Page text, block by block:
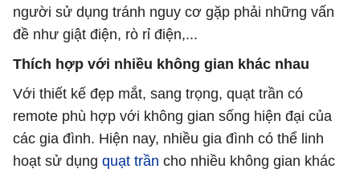
người sử dụng tránh nguy cơ gặp phải những vấn
đề như giật điện, rò rỉ điện,...
Thích hợp với nhiều không gian khác nhau
Với thiết kế đẹp mắt, sang trọng, quạt trần có
remote phù hợp với không gian sống hiện đại của
các gia đình. Hiện nay, nhiều gia đình có thể linh
hoạt sử dụng quạt trần cho nhiều không gian khác